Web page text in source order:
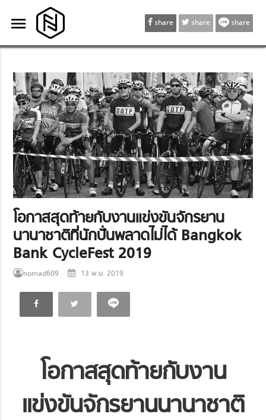
menu
menu share share share
โอกาสสุดท้ายกับงานแข่งขันจักรยาน
นานาชาติที่นักปั่นพลาดไม่ได้ Bangkok
Bank CycleFest 2019
nomad609 13 พ.ย. 2019
โอกาสสุดท้ายกับงาน
แข่งขันจักรยานนานาชาติ